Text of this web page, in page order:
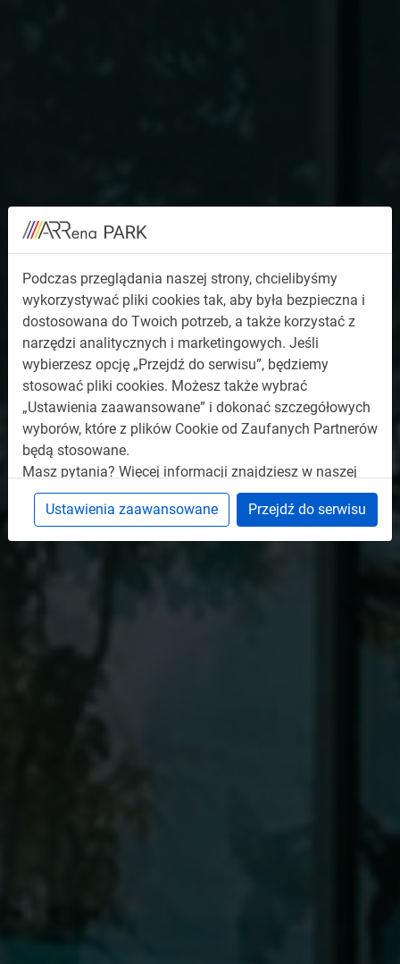
Międzypokoleniowe Centrum
Aktywności i Innowacji w
Bielsku-Białej
Zapraszamy!
Podczas przeglądania naszej strony, chcielibyśmy
wykorzystywać pliki cookies tak, aby była bezpieczna i
dostosowana do Twoich potrzeb, a także korzystać z
narzędzi analitycznych i marketingowych. Jeśli
wybierzesz opcję „Przejdź do serwisu”, będziemy
stosować pliki cookies. Możesz także wybrać
„Ustawienia zaawansowane” i dokonać szczegółowych
wyborów, które z plików Cookie od Zaufanych Partnerów
będą stosowane.
Masz pytania? Więcej informacji znajdziesz w naszej
Polityce prywatności.
Ustawienia zaawansowane
Przejdź do serwisu